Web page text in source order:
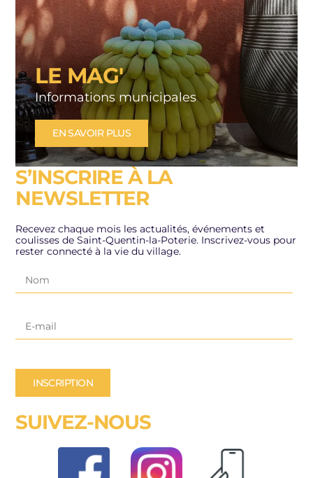
LE MAG'
Informations municipales
EN SAVOIR PLUS
S’INSCRIRE À LA
NEWSLETTER
Recevez chaque mois les actualités, événements et
coulisses de Saint-Quentin-la-Poterie. Inscrivez-vous pour
rester connecté à la vie du village.
INSCRIPTION
SUIVEZ-NOUS